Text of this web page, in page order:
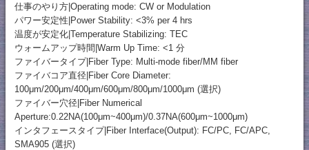
仕事のやり方|Operating mode: CW or Modulation
パワー安定性|Power Stability: <3% per 4 hrs
温度が安定化|Temperature Stabilizing: TEC
ウォームアップ時間|Warm Up Time: <1 分
ファイバータイプ|Fiber Type: Multi-mode fiber/MM fiber
ファイバコア直径|Fiber Core Diameter:
100μm/200μm/400μm/600μm/800μm/1000μm (選択)
ファイバー穴径|Fiber Numerical
Aperture:0.22NA(100μm~400μm)/0.37NA(600μm~1000μm)
インタフェースタイプ|Fiber Interface(Output): FC/PC, FC/APC,
SMA905 (選択)